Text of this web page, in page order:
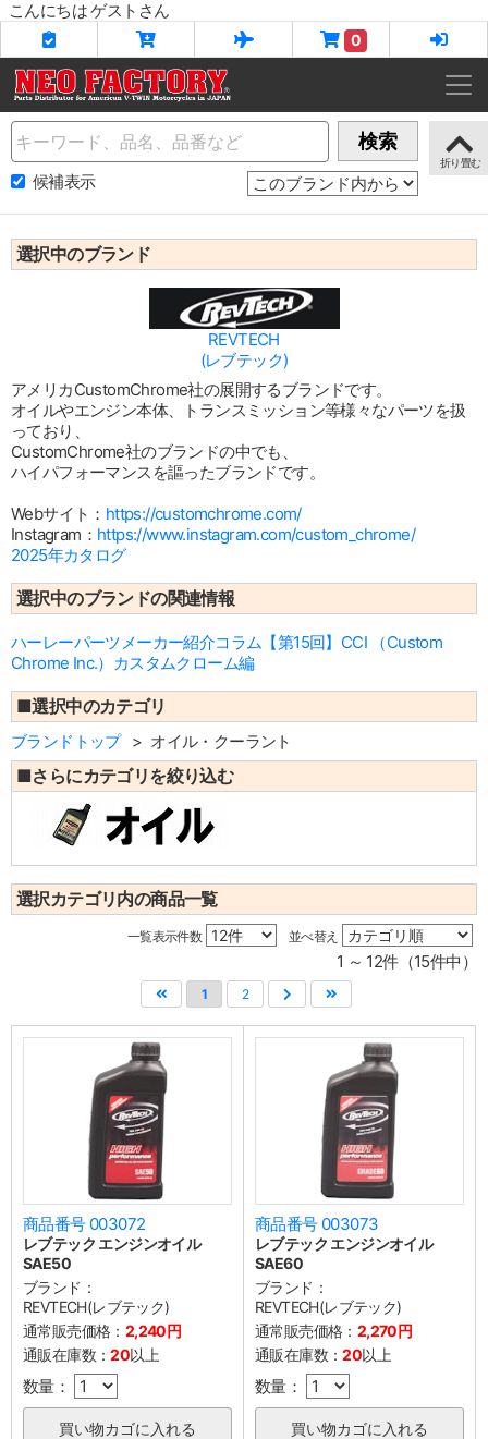
こんにちは ゲストさん
0
Name 検索
候補表示
選択中のブランド
REVTECH
(レブテック)
アメリカCustomChrome社の展開するブランドです。
オイルやエンジン本体、トランスミッション等様々なパーツを扱
っており、
CustomChrome社のブランドの中でも、
ハイパフォーマンスを謳ったブランドです。
Webサイト： https://customchrome.com/
Instagram： https://www.instagram.com/custom_chrome/
2025年カタログ
選択中のブランドの関連情報
ハーレーパーツメーカー紹介コラム【第15回】CCI （Custom
Chrome Inc.）カスタムクローム編
■選択中のカテゴリ
ブランドトップ オイル・クーラント
■さらにカテゴリを絞り込む
選択カテゴリ内の商品一覧
一覧表示件数 並べ替え
1 ～ 12件（15件中）
1 2
商品番号 003072
レブテック エンジンオイル
SAE50
ブランド：
REVTECH(レブテック)
通常販売価格： 2,240円
通販在庫数：20以上
数量：
商品番号 003073
レブテック エンジンオイル
SAE60
ブランド：
REVTECH(レブテック)
通常販売価格： 2,270円
通販在庫数：20以上
数量：